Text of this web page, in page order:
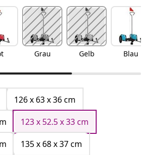
Grau Gelb Blau
126 x 63 x 36 cm
123 x 52.5 x 33 cm
135 x 68 x 37 cm